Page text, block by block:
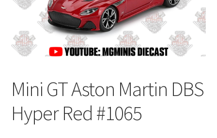
Finalizar Compra
Dúvidas
Mini GT Aston Martin DBS
Hyper Red #1065